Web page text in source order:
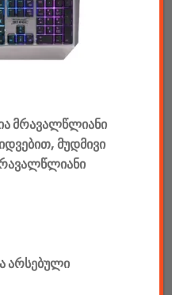
მრავალწლიანი
მუდმივი
არსებული